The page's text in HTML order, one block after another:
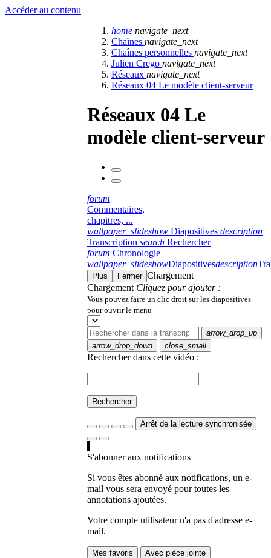
Accéder au contenu
home navigate_next
Chaînes navigate_next
Chaînes personnelles navigate_next
Julien Crego navigate_next
Réseaux navigate_next
Réseaux 04 Le modèle client-serveur
Réseaux 04 Le
modèle client-serveur
forum
Commentaires,
chapitres, ...
wallpaper_slideshow Diapositives description
Transcription search Rechercher
forum Chronologie
wallpaper_slideshowDiapositivesdescription
Plus Fermer Chargement
Chargement Cliquez pour ajouter :
Vous pouvez faire un clic droit sur les diapositives
pour ouvrir le menu
arrow_drop_up
arrow_drop_down
close_small
Rechercher dans cette vidéo :
Rechercher
Arrêt de la lecture synchronisée
S'abonner aux notifications
Si vous êtes abonné aux notifications, un e-
mail vous sera envoyé pour toutes les
annotations ajoutées.
Votre compte utilisateur n'a pas d'adresse e-
mail.
Mes favoris
Avec pièce jointe